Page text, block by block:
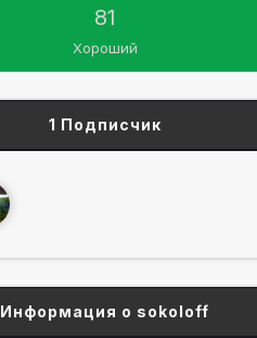
81
Хороший
1 Подписчик
Информация о sokoloff